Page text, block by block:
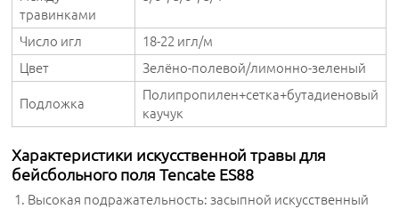
травинками
Число игл
18-22 игл/м
Цвет
Зелёно-полевой/лимонно-зеленый
Подложка
Полипропилен+сетка+бутадиеновый
каучук
Характеристики искусственной травы для
бейсбольного поля Tencate ES88
Высокая подражательность: засыпной искусственный